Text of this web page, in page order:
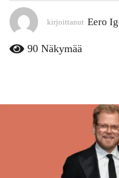
t
h
s
t
kirjoittanut Eero
90 Näkymää